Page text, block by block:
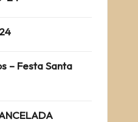
– Festa Santa